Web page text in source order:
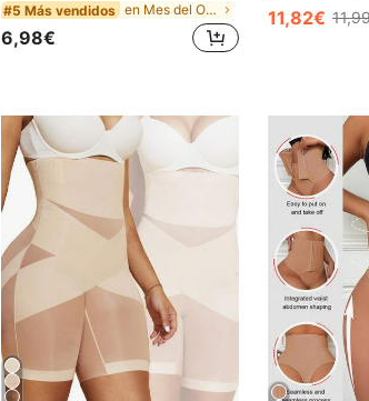
#5 Más vendidos en Mes del Orgullo Pantalones moldeadores para muj
6,98€
11,82€